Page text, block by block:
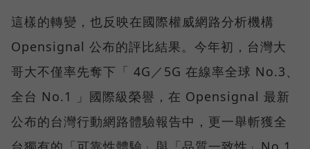
這樣的轉變，也反映在國際權威網路分析機構
Opensignal 公布的評比結果。今年初，台灣大
哥大不僅率先奪下「 4G／5G 在線率全球 No.3、
全台 No.1 」國際級榮譽，在 Opensignal 最新
公布的台灣行動網路體驗報告中，更一舉斬獲全